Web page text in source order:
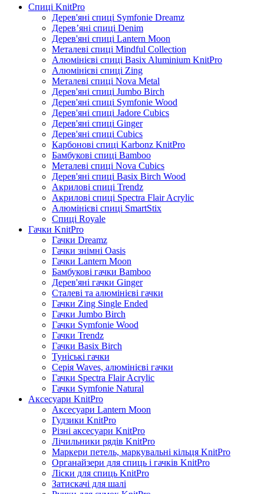
Спиці KnitPro
Дерев'яні спиці Symfonie Dreamz
Дерев’яні спиці Denim
Дерев'яні спиці Lantern Moon
Металеві спиці Mindful Collection
Алюмінієві спиці Basix Aluminium KnitPro
Алюмінієві спиці Zing
Металеві спиці Nova Metal
Дерев'яні спиці Jumbo Birch
Дерев'яні спиці Symfonie Wood
Дерев'яні спиці Jadore Cubics
Дерев'яні спиці Ginger
Дерев'яні спиці Cubics
Карбонові спиці Karbonz KnitPro
Бамбукові спиці Bamboo
Металеві спиці Nova Cubics
Дерев'яні спиці Basix Birch Wood
Акрилові спиці Trendz
Акрилові спиці Spectra Flair Acrylic
Алюмінієві спиці SmartStix
Спиці Royale
Гачки KnitPro
Гачки Dreamz
Гачки знімні Oasis
Гачки Lantern Moon
Бамбукові гачки Bamboo
Дерев'яні гачки Ginger
Сталеві та алюмінієві гачки
Гачки Zing Single Ended
Гачки Jumbo Birch
Гачки Symfonie Wood
Гачки Trendz
Гачки Basix Birch
Туніські гачки
Серія Waves, алюмінієві гачки
Гачки Spectra Flair Acrylic
Гачки Symfonie Natural
Аксесуари KnitPro
Аксесуари Lantern Moon
Гудзики KnitPro
Різні аксесуари KnitPro
Лічильники рядів KnitPro
Маркери петель, маркувальні кільця KnitPro
Органайзери для спиць і гачків KnitPro
Ліски для спиць KnitPro
Затискачі для шалі